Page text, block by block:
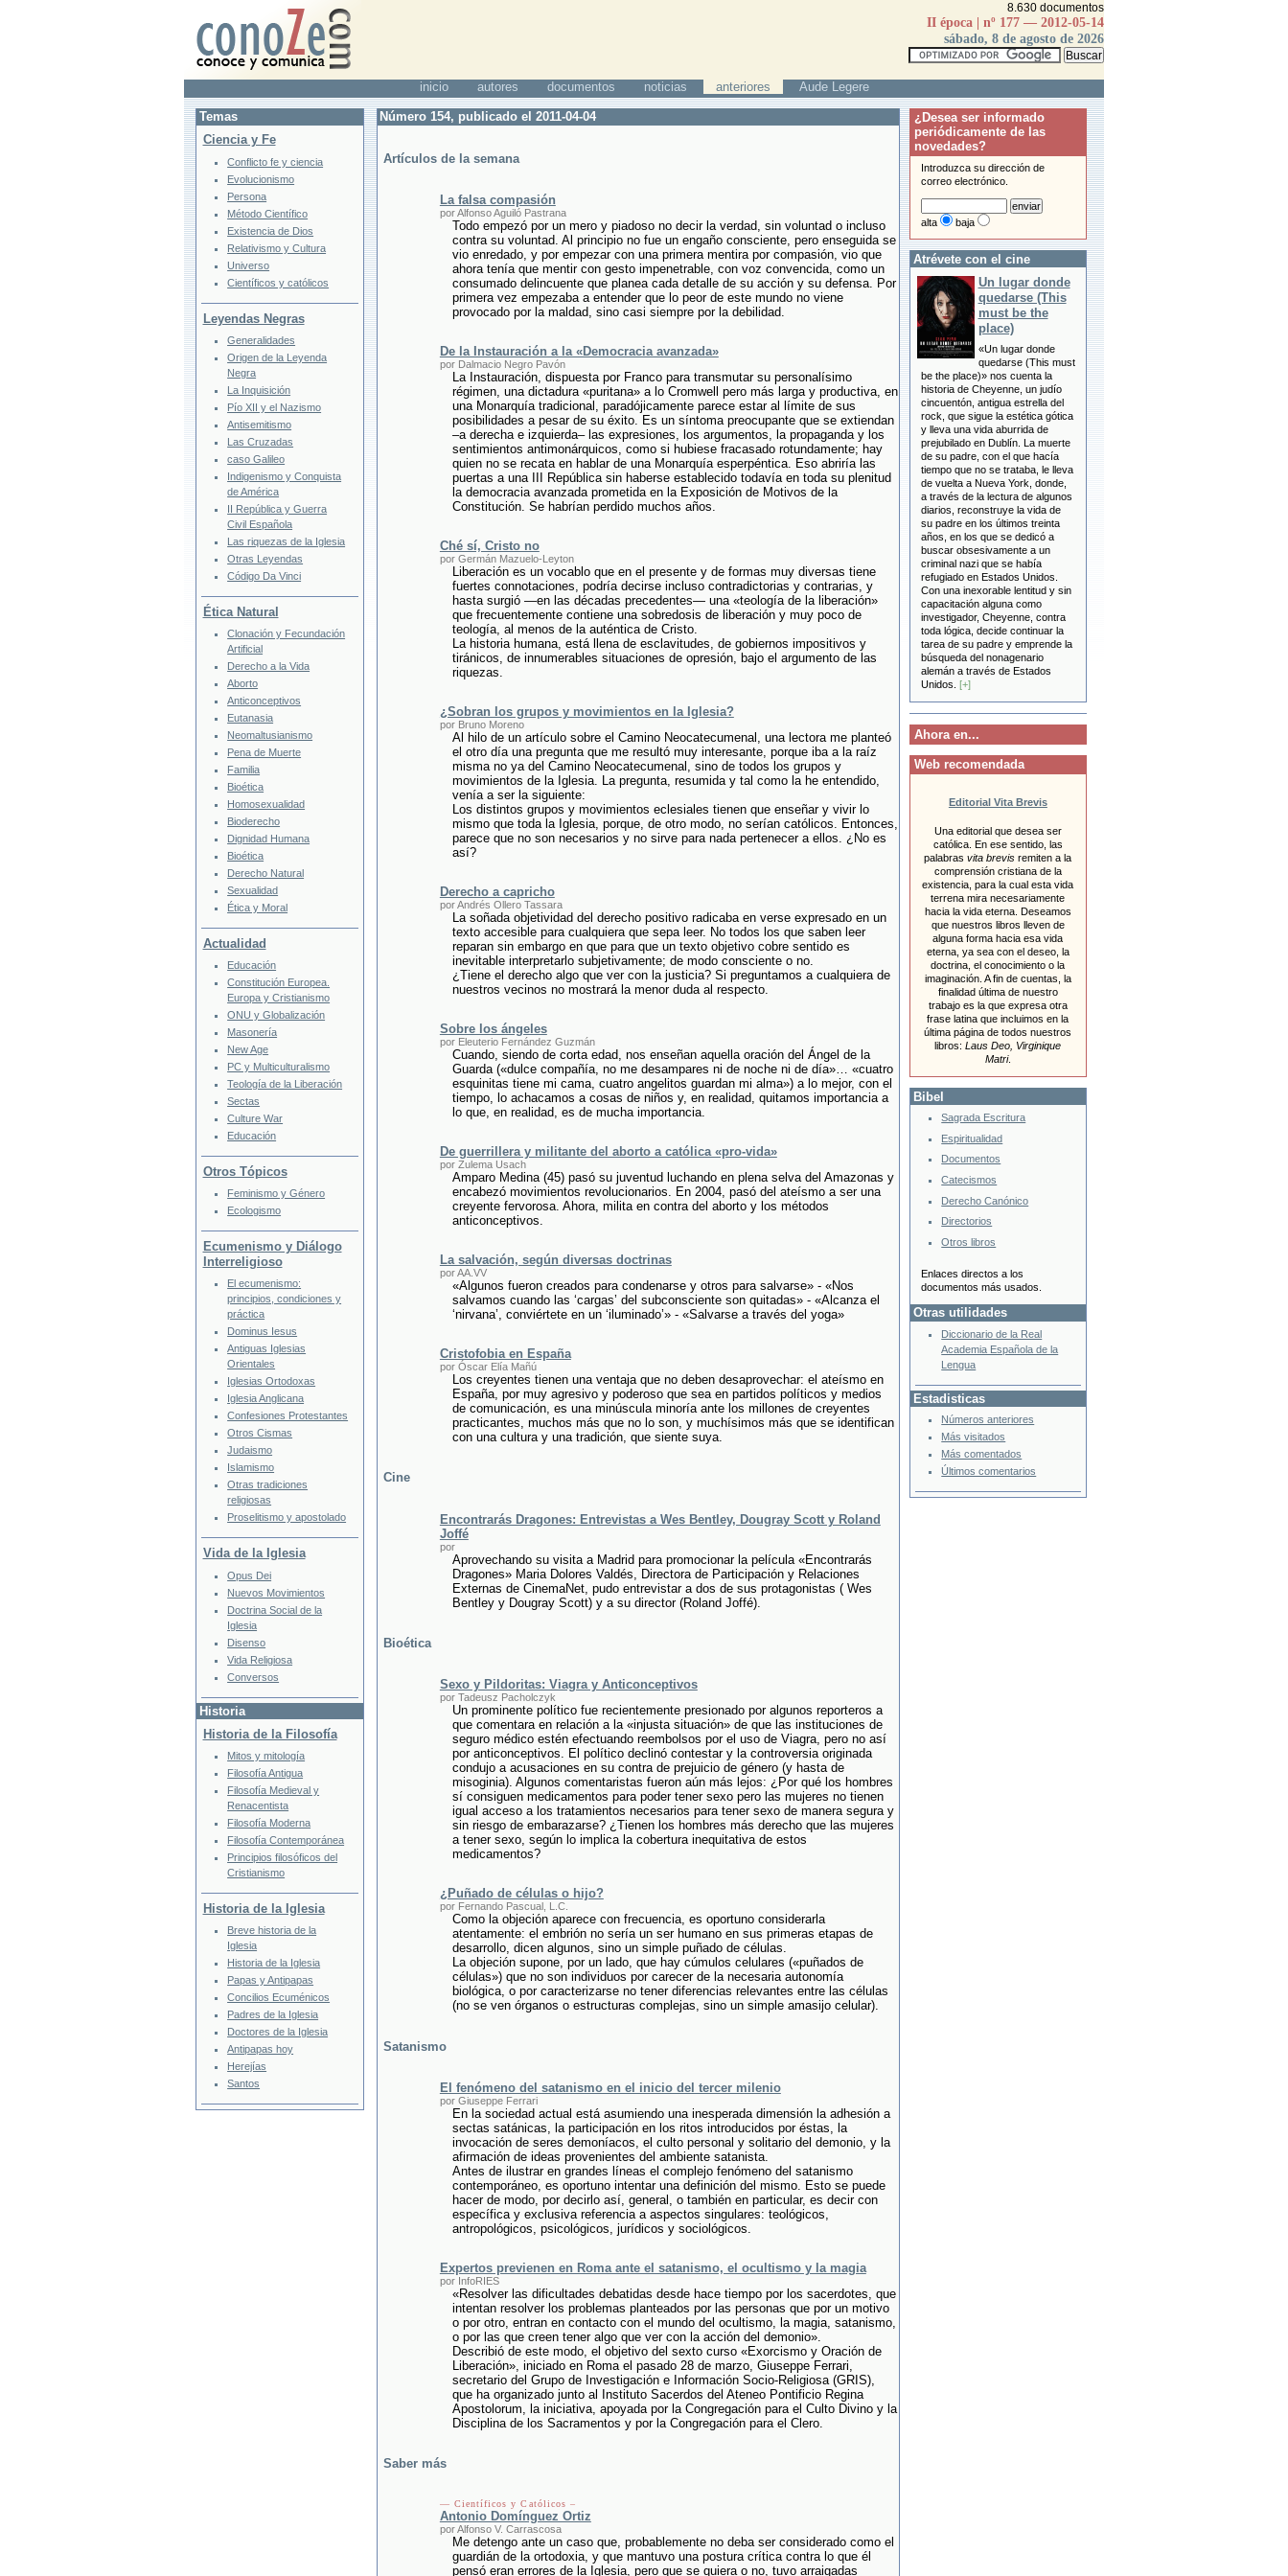
8.630 documentos
II época | nº 177 — 2012-05-14
sábado, 8 de agosto de 2026
inicio autores documentos noticias anteriores Aude Legere
Número 154, publicado el 2011-04-04
Artículos de la semana
La falsa compasión
por Alfonso Aguiló Pastrana
Todo empezó por un mero y piadoso no decir la verdad, sin voluntad o incluso
contra su voluntad. Al principio no fue un engaño consciente, pero enseguida se
vio enredado, y por empezar con una primera mentira por compasión, vio que
ahora tenía que mentir con gesto impenetrable, con voz convencida, como un
consumado delincuente que planea cada detalle de su acción y su defensa. Por
primera vez empezaba a entender que lo peor de este mundo no viene
provocado por la maldad, sino casi siempre por la debilidad.
De la Instauración a la «Democracia avanzada»
por Dalmacio Negro Pavón
La Instauración, dispuesta por Franco para transmutar su personalísimo
régimen, una dictadura «puritana» a lo Cromwell pero más larga y productiva, en
una Monarquía tradicional, paradójicamente parece estar al límite de sus
posibilidades a pesar de su éxito. Es un síntoma preocupante que se extiendan
–a derecha e izquierda– las expresiones, los argumentos, la propaganda y los
sentimientos antimonárquicos, como si hubiese fracasado rotundamente; hay
quien no se recata en hablar de una Monarquía esperpéntica. Eso abriría las
puertas a una III República sin haberse establecido todavía en toda su plenitud
la democracia avanzada prometida en la Exposición de Motivos de la
Constitución. Se habrían perdido muchos años.
Ché sí, Cristo no
por Germán Mazuelo-Leyton
Liberación es un vocablo que en el presente y de formas muy diversas tiene
fuertes connotaciones, podría decirse incluso contradictorias y contrarias, y
hasta surgió —en las décadas precedentes— una «teología de la liberación»
que frecuentemente contiene una sobredosis de liberación y muy poco de
teología, al menos de la auténtica de Cristo.
La historia humana, está llena de esclavitudes, de gobiernos impositivos y
tiránicos, de innumerables situaciones de opresión, bajo el argumento de las
riquezas.
¿Sobran los grupos y movimientos en la Iglesia?
por Bruno Moreno
Al hilo de un artículo sobre el Camino Neocatecumenal, una lectora me planteó
el otro día una pregunta que me resultó muy interesante, porque iba a la raíz
misma no ya del Camino Neocatecumenal, sino de todos los grupos y
movimientos de la Iglesia. La pregunta, resumida y tal como la he entendido,
venía a ser la siguiente:
Los distintos grupos y movimientos eclesiales tienen que enseñar y vivir lo
mismo que toda la Iglesia, porque, de otro modo, no serían católicos. Entonces,
parece que no son necesarios y no sirve para nada pertenecer a ellos. ¿No es
así?
Derecho a capricho
por Andrés Ollero Tassara
La soñada objetividad del derecho positivo radicaba en verse expresado en un
texto accesible para cualquiera que sepa leer. No todos los que saben leer
reparan sin embargo en que para que un texto objetivo cobre sentido es
inevitable interpretarlo subjetivamente; de modo consciente o no.
¿Tiene el derecho algo que ver con la justicia? Si preguntamos a cualquiera de
nuestros vecinos no mostrará la menor duda al respecto.
Sobre los ángeles
por Eleuterio Fernández Guzmán
Cuando, siendo de corta edad, nos enseñan aquella oración del Ángel de la
Guarda («dulce compañía, no me desampares ni de noche ni de día»… «cuatro
esquinitas tiene mi cama, cuatro angelitos guardan mi alma») a lo mejor, con el
tiempo, lo achacamos a cosas de niños y, en realidad, quitamos importancia a
lo que, en realidad, es de mucha importancia.
De guerrillera y militante del aborto a católica «pro-vida»
por Zulema Usach
Amparo Medina (45) pasó su juventud luchando en plena selva del Amazonas y
encabezó movimientos revolucionarios. En 2004, pasó del ateísmo a ser una
creyente fervorosa. Ahora, milita en contra del aborto y los métodos
anticonceptivos.
La salvación, según diversas doctrinas
por AA.VV
«Algunos fueron creados para condenarse y otros para salvarse» - «Nos
salvamos cuando las ‘cargas’ del subconsciente son quitadas» - «Alcanza el
‘nirvana’, conviértete en un ‘iluminado’» - «Salvarse a través del yoga»
Cristofobia en España
por Óscar Elía Mañú
Los creyentes tienen una ventaja que no deben desaprovechar: el ateísmo en
España, por muy agresivo y poderoso que sea en partidos políticos y medios
de comunicación, es una minúscula minoría ante los millones de creyentes
practicantes, muchos más que no lo son, y muchísimos más que se identifican
con una cultura y una tradición, que siente suya.
Cine
Encontrarás Dragones: Entrevistas a Wes Bentley, Dougray Scott y Roland
Joffé
por
Aprovechando su visita a Madrid para promocionar la película «Encontrarás
Dragones» Maria Dolores Valdés, Directora de Participación y Relaciones
Externas de CinemaNet, pudo entrevistar a dos de sus protagonistas ( Wes
Bentley y Dougray Scott) y a su director (Roland Joffé).
Bioética
Sexo y Pildoritas: Viagra y Anticonceptivos
por Tadeusz Pacholczyk
Un prominente político fue recientemente presionado por algunos reporteros a
que comentara en relación a la «injusta situación» de que las instituciones de
seguro médico estén efectuando reembolsos por el uso de Viagra, pero no así
por anticonceptivos. El político declinó contestar y la controversia originada
condujo a acusaciones en su contra de prejuicio de género (y hasta de
misoginia). Algunos comentaristas fueron aún más lejos: ¿Por qué los hombres
sí consiguen medicamentos para poder tener sexo pero las mujeres no tienen
igual acceso a los tratamientos necesarios para tener sexo de manera segura y
sin riesgo de embarazarse? ¿Tienen los hombres más derecho que las mujeres
a tener sexo, según lo implica la cobertura inequitativa de estos
medicamentos?
¿Puñado de células o hijo?
por Fernando Pascual, L.C.
Como la objeción aparece con frecuencia, es oportuno considerarla
atentamente: el embrión no sería un ser humano en sus primeras etapas de
desarrollo, dicen algunos, sino un simple puñado de células.
La objeción supone, por un lado, que hay cúmulos celulares («puñados de
células») que no son individuos por carecer de la necesaria autonomía
biológica, o por caracterizarse no tener diferencias relevantes entre las células
(no se ven órganos o estructuras complejas, sino un simple amasijo celular).
Satanismo
El fenómeno del satanismo en el inicio del tercer milenio
por Giuseppe Ferrari
En la sociedad actual está asumiendo una inesperada dimensión la adhesión a
sectas satánicas, la participación en los ritos introducidos por éstas, la
invocación de seres demoníacos, el culto personal y solitario del demonio, y la
afirmación de ideas provenientes del ambiente satanista.
Antes de ilustrar en grandes líneas el complejo fenómeno del satanismo
contemporáneo, es oportuno intentar una definición del mismo. Esto se puede
hacer de modo, por decirlo así, general, o también en particular, es decir con
específica y exclusiva referencia a aspectos singulares: teológicos,
antropológicos, psicológicos, jurídicos y sociológicos.
Expertos previenen en Roma ante el satanismo, el ocultismo y la magia
por InfoRIES
«Resolver las dificultades debatidas desde hace tiempo por los sacerdotes, que
intentan resolver los problemas planteados por las personas que por un motivo
o por otro, entran en contacto con el mundo del ocultismo, la magia, satanismo,
o por las que creen tener algo que ver con la acción del demonio».
Describió de este modo, el objetivo del sexto curso «Exorcismo y Oración de
Liberación», iniciado en Roma el pasado 28 de marzo, Giuseppe Ferrari,
secretario del Grupo de Investigación e Información Socio-Religiosa (GRIS),
que ha organizado junto al Instituto Sacerdos del Ateneo Pontificio Regina
Apostolorum, la iniciativa, apoyada por la Congregación para el Culto Divino y la
Disciplina de los Sacramentos y por la Congregación para el Clero.
Saber más
— Científicos y Católicos –
Antonio Domínguez Ortiz
por Alfonso V. Carrascosa
Me detengo ante un caso que, probablemente no deba ser considerado como el
guardián de la ortodoxia, y que mantuvo una postura crítica contra lo que él
pensó eran errores de la Iglesia, pero que se quiera o no, tuvo arraigadas
Temas
Ciencia y Fe
Conflicto fe y ciencia
Evolucionismo
Persona
Método Científico
Existencia de Dios
Relativismo y Cultura
Universo
Científicos y católicos
Leyendas Negras
Generalidades
Origen de la Leyenda
Negra
La Inquisición
Pío XII y el Nazismo
Antisemitismo
Las Cruzadas
caso Galileo
Indigenismo y Conquista
de América
II República y Guerra
Civil Española
Las riquezas de la Iglesia
Otras Leyendas
Código Da Vinci
Ética Natural
Clonación y Fecundación
Artificial
Derecho a la Vida
Aborto
Anticonceptivos
Eutanasia
Neomaltusianismo
Pena de Muerte
Familia
Bioética
Homosexualidad
Bioderecho
Dignidad Humana
Bioética
Derecho Natural
Sexualidad
Ética y Moral
Actualidad
Educación
Constitución Europea.
Europa y Cristianismo
ONU y Globalización
Masonería
New Age
PC y Multiculturalismo
Teología de la Liberación
Sectas
Culture War
Educación
Otros Tópicos
Feminismo y Género
Ecologismo
Ecumenismo y Diálogo
Interreligioso
El ecumenismo:
principios, condiciones y
práctica
Dominus Iesus
Antiguas Iglesias
Orientales
Iglesias Ortodoxas
Iglesia Anglicana
Confesiones Protestantes
Otros Cismas
Judaismo
Islamismo
Otras tradiciones
religiosas
Proselitismo y apostolado
Vida de la Iglesia
Opus Dei
Nuevos Movimientos
Doctrina Social de la
Iglesia
Disenso
Vida Religiosa
Conversos
Historia
Historia de la Filosofía
Mitos y mitología
Filosofía Antigua
Filosofía Medieval y
Renacentista
Filosofía Moderna
Filosofía Contemporánea
Principios filosóficos del
Cristianismo
Historia de la Iglesia
Breve historia de la
Iglesia
Historia de la Iglesia
Papas y Antipapas
Concilios Ecuménicos
Padres de la Iglesia
Doctores de la Iglesia
Antipapas hoy
Herejías
Santos
¿Desea ser informado
periódicamente de las
novedades?
Introduzca su dirección de
correo electrónico.
alta baja
Atrévete con el cine
Un lugar donde
quedarse (This
must be the
place)
«Un lugar donde
quedarse (This must
be the place)» nos cuenta la
historia de Cheyenne, un judío
cincuentón, antigua estrella del
rock, que sigue la estética gótica
y lleva una vida aburrida de
prejubilado en Dublín. La muerte
de su padre, con el que hacía
tiempo que no se trataba, le lleva
de vuelta a Nueva York, donde,
a través de la lectura de algunos
diarios, reconstruye la vida de
su padre en los últimos treinta
años, en los que se dedicó a
buscar obsesivamente a un
criminal nazi que se había
refugiado en Estados Unidos.
Con una inexorable lentitud y sin
capacitación alguna como
investigador, Cheyenne, contra
toda lógica, decide continuar la
tarea de su padre y emprende la
búsqueda del nonagenario
alemán a través de Estados
Unidos. [+]
Ahora en...
Web recomendada
Editorial Vita Brevis
Una editorial que desea ser
católica. En ese sentido, las
palabrasvita brevis remiten a la
comprensión cristiana de la
existencia, para la cual esta vida
terrena mira necesariamente
hacia la vida eterna. Deseamos
que nuestros libros lleven de
alguna forma hacia esa vida
eterna, ya sea con el deseo, la
doctrina, el conocimiento o la
imaginación. A fin de cuentas, la
finalidad última de nuestro
trabajo es la que expresa otra
frase latina que incluimos en la
última página de todos nuestros
libros:Laus Deo, Virginique
Matri.
Bibel
Sagrada Escritura
Espiritualidad
Documentos
Catecismos
Derecho Canónico
Directorios
Otros libros
Enlaces directos a los
documentos más usados.
Otras utilidades
Diccionario de la Real
Academia Española de la
Lengua
Estadisticas
Números anteriores
Más visitados
Más comentados
Últimos comentarios